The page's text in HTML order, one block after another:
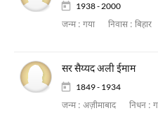
1938 - 2000
जन्म : गया निवास : बिहार
सर सैय्यद अली ईमाम
1849 - 1934
जन्म : अज़ीमाबाद निधन :